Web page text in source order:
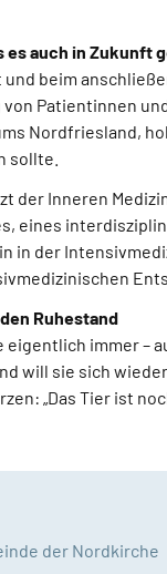
es auch in Zukunft
und beim
Patientinnen
Nordfriesland,
sollte.
der Inneren
eines
in der
Ruhestand
eigentlich immer –
will sie sich
„Das Tier ist
der Nordkirche